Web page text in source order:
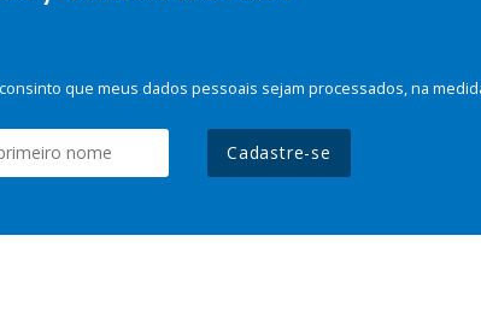
que meus dados pessoais sejam processados, na
Cadastre-se